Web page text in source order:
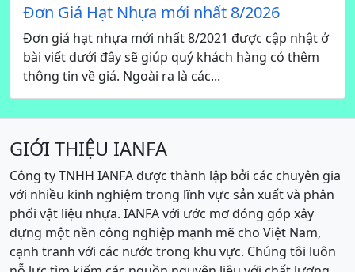
Đơn Giá Hạt Nhựa mới nhất 8/2026
Đơn giá hạt nhựa mới nhất 8/2021 được cập nhật ở
bài viết dưới đây sẽ giúp quý khách hàng có thêm
thông tin về giá. Ngoài ra là các...
GIỚI THIỆU IANFA
Công ty TNHH IANFA được thành lập bởi các chuyên gia
với nhiều kinh nghiệm trong lĩnh vực sản xuất và phân
phối vật liệu nhựa. IANFA với ước mơ đóng góp xây
dựng một nền công nghiệp mạnh mẽ cho Việt Nam,
cạnh tranh với các nước trong khu vực. Chúng tôi luôn